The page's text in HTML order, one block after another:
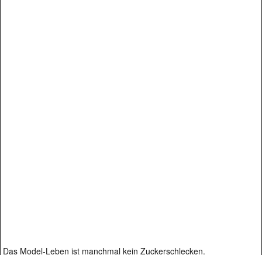
Das Model-Leben ist manchmal kein Zuckerschlecken.